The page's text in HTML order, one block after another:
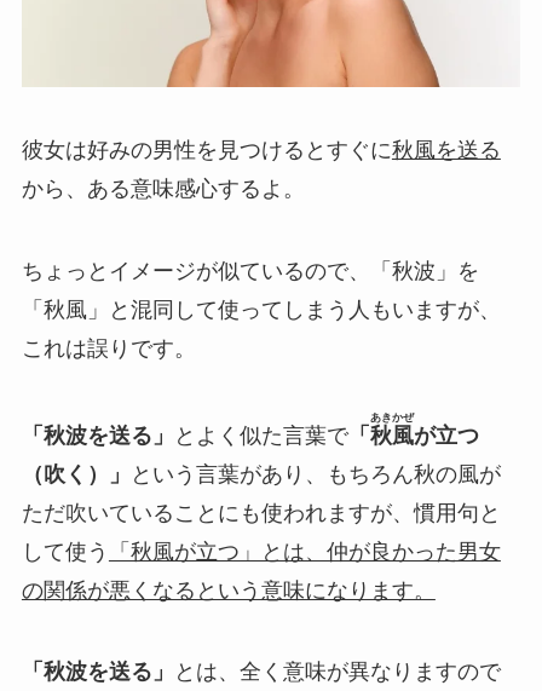
彼女は好みの男性を見つけるとすぐに秋風を送る
から、ある意味感心するよ。
ちょっとイメージが似ているので、「秋波」を
「秋風」と混同して使ってしまう人もいますが、
これは誤りです。
「秋波を送る」 とよく似た言葉で「 秋風
あきかぜ
が立つ
（吹く）」
という言葉があり、もちろん秋の風が
ただ吹いていることにも使われますが、慣用句と
して使う
「秋風が立つ」とは、仲が良かった男女
の関係が悪くなるという意味になります。
「秋波を送る」
とは、全く意味が異なりますので